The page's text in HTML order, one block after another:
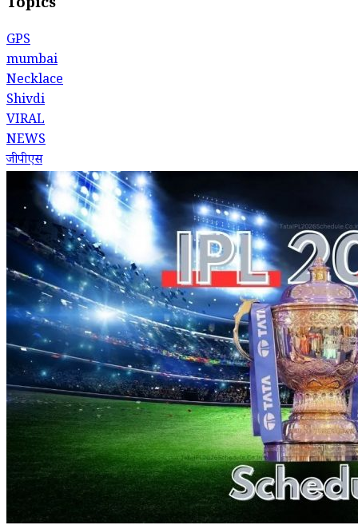
Topics
GPS
mumbai
Necklace
Shivdi
VIRAL
NEWS
जीपीएस